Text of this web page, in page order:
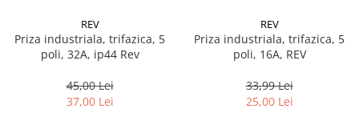
REV
Priza industriala, trifazica, 5
poli, 32A, ip44 Rev
45,00 Lei
37,00 Lei
REV
Priza industriala, trifazica, 5
poli, 16A, REV
33,99 Lei
25,00 Lei